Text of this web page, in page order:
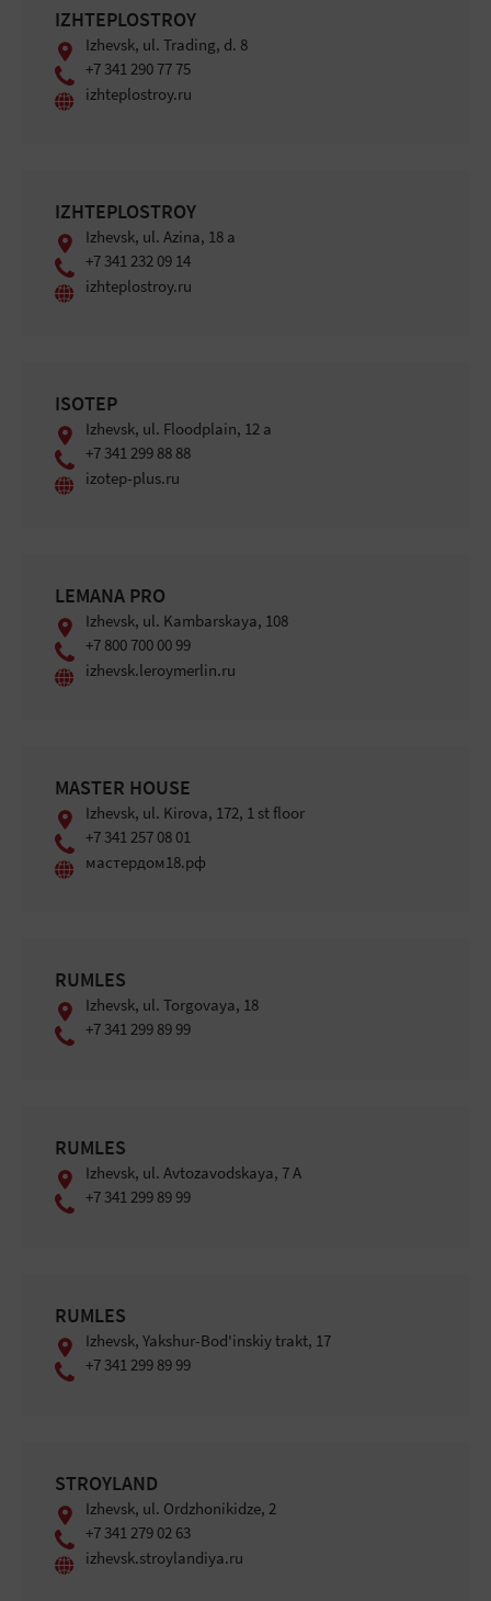
IZHTEPLOSTROY
Izhevsk, ul. Trading, d. 8
+7 341 290 77 75
izhteplostroy.ru
IZHTEPLOSTROY
Izhevsk, ul. Azina, 18 a
+7 341 232 09 14
izhteplostroy.ru
ISOTEP
Izhevsk, ul. Floodplain, 12 a
+7 341 299 88 88
izotep-plus.ru
LEMANA PRO
Izhevsk, ul. Kambarskaya, 108
+7 800 700 00 99
izhevsk.leroymerlin.ru
MASTER HOUSE
Izhevsk, ul. Kirova, 172, 1 st floor
+7 341 257 08 01
мастердом18.рф
RUMLES
Izhevsk, ul. Torgovaya, 18
+7 341 299 89 99
RUMLES
Izhevsk, ul. Avtozavodskaya, 7 A
+7 341 299 89 99
RUMLES
Izhevsk, Yakshur-Bod'inskiy trakt, 17
+7 341 299 89 99
STROYLAND
Izhevsk, ul. Ordzhonikidze, 2
+7 341 279 02 63
izhevsk.stroylandiya.ru